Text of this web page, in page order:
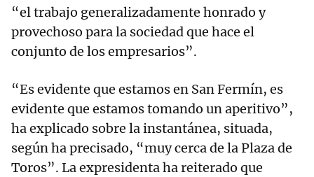
“el trabajo generalizadamente honrado y
provechoso para la sociedad que hace el
conjunto de los empresarios”.
“Es evidente que estamos en San Fermín, es
evidente que estamos tomando un aperitivo”,
ha explicado sobre la instantánea, situada,
según ha precisado, “muy cerca de la Plaza de
Toros”. La expresidenta ha reiterado que